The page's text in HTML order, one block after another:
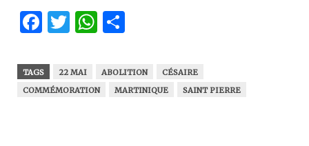
Facebook
Twitter
WhatsApp
TAGS 22 MAI ABOLITION
CÉSAIRE
COMMÉMORATION
MARTINIQUE SAINT PIERRE